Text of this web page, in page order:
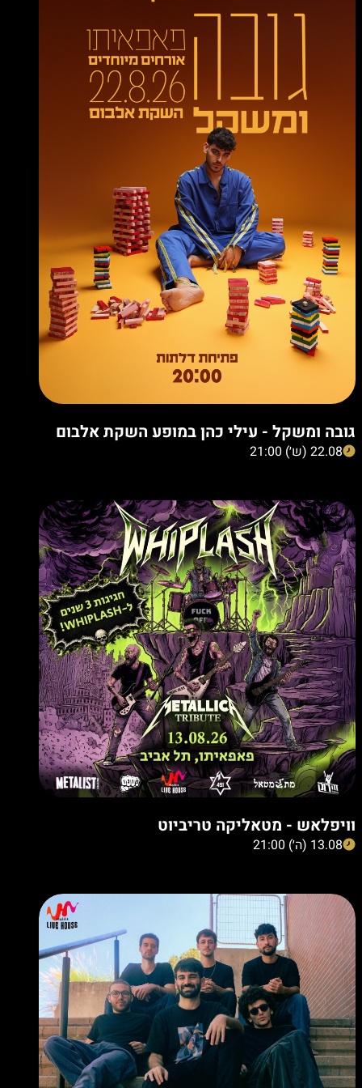
לעלות
לבמה ולתת כיף ללהקה שלך
לתפוס
את המיקרופון, ולתת את השואו של
לראות
את כל הקהל מריע בטירוף.
לרדת מהבמהולשתות איזה דרינק כדי לחגוג
את ההצלחה המסחררת.
גובה ומשקל - עילי כהן במופע השקת אלבום
22.08 (ש׳) 21:00
וויפלאש - מטאליקה טריביוט
13.08 (ה׳) 21:00